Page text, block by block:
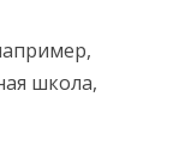
школа,